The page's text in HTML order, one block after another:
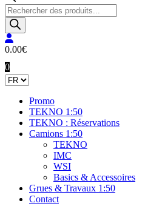
Recherche
de
produits
0.00€
0
Promo
TEKNO 1:50
TEKNO : Réservations
Camions 1:50
TEKNO
IMC
WSI
Basics & Accessoires
Grues & Travaux 1:50
Contact